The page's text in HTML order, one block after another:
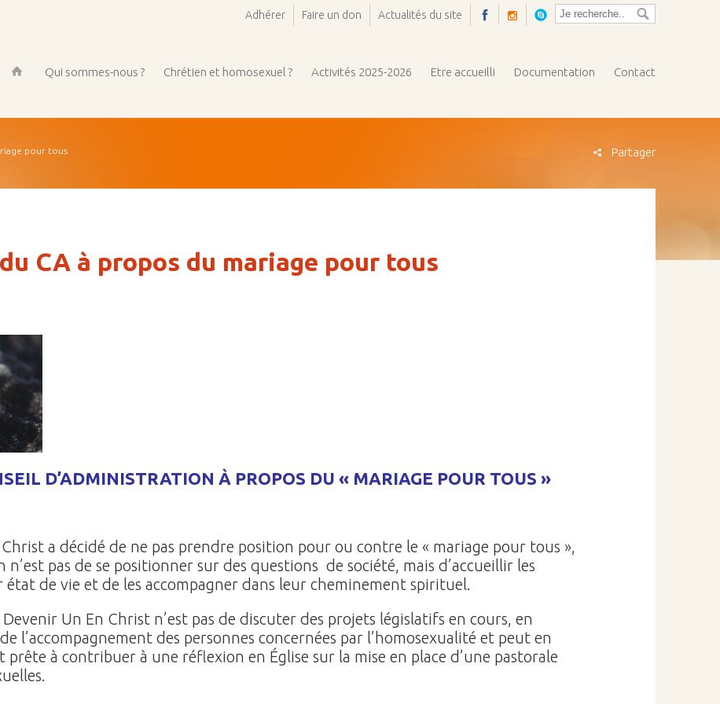
Adhérer Faire un don
Actualités du site
up
Qui sommes-nous ? Chrétien et homosexuel ? Activités 2025-2026 Etre accueilli Documentation Contact
pour tous Partager
CA à propos du mariage pour tous
D’ADMINISTRATION À PROPOS DU « MARIAGE POUR TOUS »
Christ a décidé de ne pas prendre position pour ou contre le « mariage pour tous »,
n’est pas de se positionner sur des questions de société, mais d’accueillir les
de vie et de les accompagner dans leur cheminement spirituel.
Devenir Un En Christ n’est pas de discuter des projets législatifs en cours, en
l’accompagnement des personnes concernées par l’homosexualité et peut en
à contribuer à une réflexion en Église sur la mise en place d’une pastorale